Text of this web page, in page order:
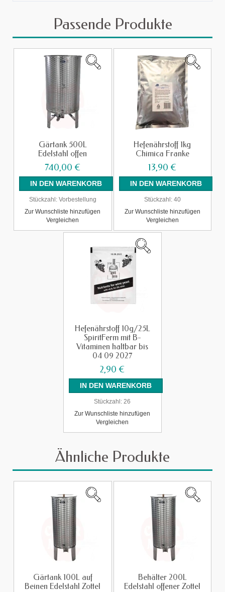
Passende Produkte
Gärtank 500L
Edelstahl offen
740,00 €
Stückzahl: Vorbestellung
Zur Wunschliste hinzufügen
Vergleichen
Hefenährstoff 1kg
Chimica Franke
13,90 €
Stückzahl:40
Zur Wunschliste hinzufügen
Vergleichen
Hefenährstoff 10g/25L
SpiritFerm mit B-
Vitaminen haltbar bis
04 09 2027
2,90 €
Stückzahl: 26
Zur Wunschliste hinzufügen
Vergleichen
Ähnliche Produkte
Gärtank 100L auf
Beinen Edelstahl Zottel
Behälter 200L
Edelstahl offener Zottel